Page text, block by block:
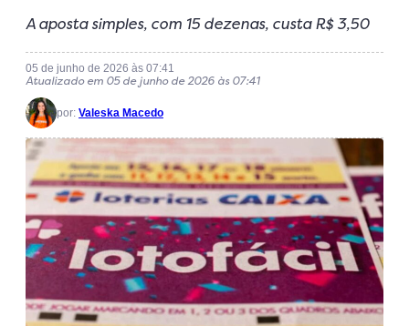
A aposta simples, com 15 dezenas, custa R$ 3,50
05 de junho de 2026 às 07:41
Atualizado em 05 de junho de 2026 às 07:41
por: Valeska Macedo